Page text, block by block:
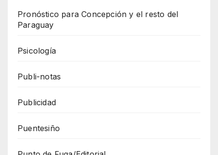
Pronóstico para Concepción y el resto del
Paraguay
Psicología
Publi-notas
Publicidad
Puentesiño